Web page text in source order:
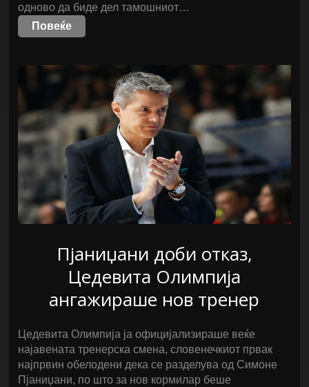
одново да биде дел тамошниот…
Повеќе
Пјаниџани доби отказ,
Цедевита Олимпија
ангажираше нов тренер
Цедевита Олимпија ја официјализираше веќе
најавената тренерска смена, словенечкиот првак
најпрвин обелодени дека се разделува од Симоне
Пјаниџани, по што за нов кормилар беше